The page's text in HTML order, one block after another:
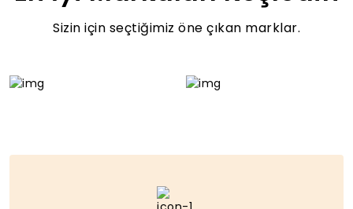
Sizin için seçtiğimiz öne çıkan marklar.